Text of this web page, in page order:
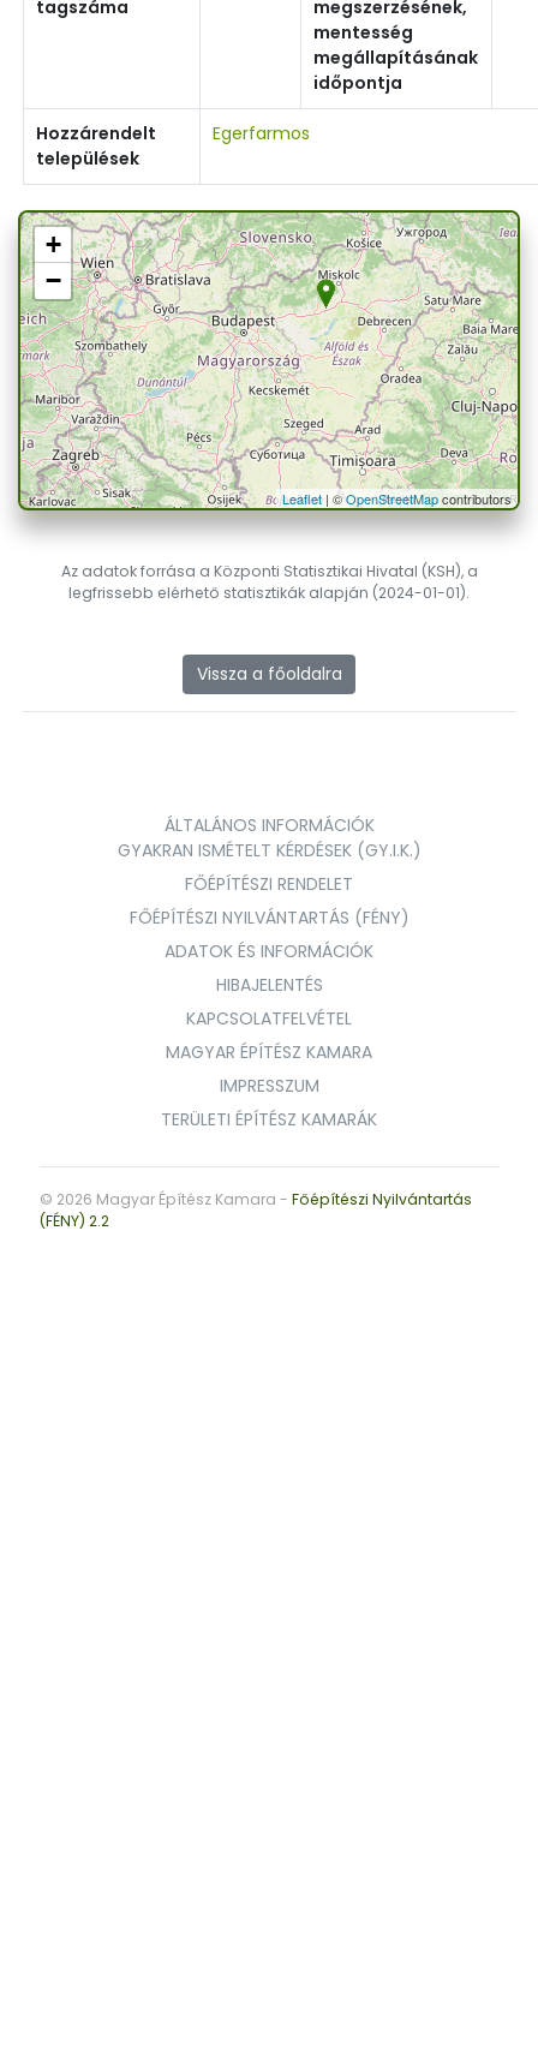
tagszáma
megszerzésének,
mentesség
megállapításának
időpontja
Hozzárendelt
települések
Egerfarmos
+
−
Leaflet| ©OpenStreetMapcontributors
Az adatok forrása a Központi Statisztikai Hivatal (KSH), a
legfrissebb elérhető statisztikák alapján (2024-01-01).
Vissza a főoldalra
ÁLTALÁNOS INFORMÁCIÓK
GYAKRAN ISMÉTELT KÉRDÉSEK (GY.I.K.)
FŐÉPÍTÉSZI RENDELET
FŐÉPÍTÉSZI NYILVÁNTARTÁS (FÉNY)
ADATOK ÉS INFORMÁCIÓK
HIBAJELENTÉS
KAPCSOLATFELVÉTEL
MAGYAR ÉPÍTÉSZ KAMARA
IMPRESSZUM
TERÜLETI ÉPÍTÉSZ KAMARÁK
© 2026 Magyar Építész Kamara - Főépítészi Nyilvántartás
(FÉNY) 2.2